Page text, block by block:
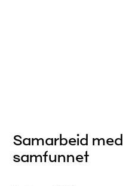
Samarbeid med
samfunnet